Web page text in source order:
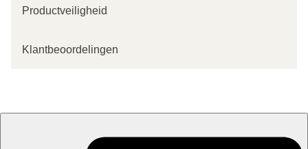
Productveiligheid
Klantbeoordelingen